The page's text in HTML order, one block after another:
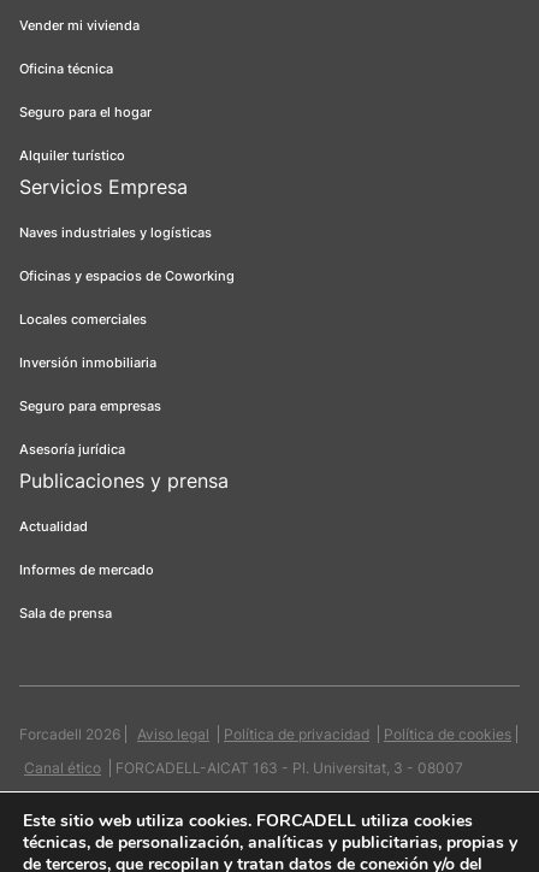
Vender mi vivienda
Oficina técnica
Seguro para el hogar
Alquiler turístico
Servicios Empresa
Naves industriales y logísticas
Oficinas y espacios de Coworking
Locales comerciales
Inversión inmobiliaria
Seguro para empresas
Asesoría jurídica
Publicaciones y prensa
Actualidad
Informes de mercado
Sala de prensa
Forcadell 2026 Aviso legal Política de privacidad
Política de cookies
Canal ético
FORCADELL-AICAT 163 - Pl. Universitat, 3 - 08007
Este sitio web utiliza cookies. FORCADELL utiliza cookies
técnicas, de personalización, analíticas y publicitarias, propias y
de terceros, que recopilan y tratan datos de conexión y/o del